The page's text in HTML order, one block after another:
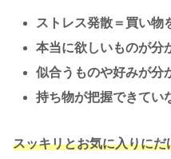
ストレス発散＝買い物
本当に欲しいものが分
似合うものや好みが分
持ち物が把握できてい
スッキリとお気に入りにだ